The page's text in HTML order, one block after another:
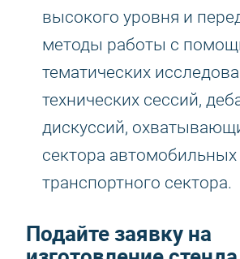
высокого уровня и
методы работы с
тематических
технических сессий,
дискуссий,
сектора автомобильных
транспортного сектора.
Подайте заявку на